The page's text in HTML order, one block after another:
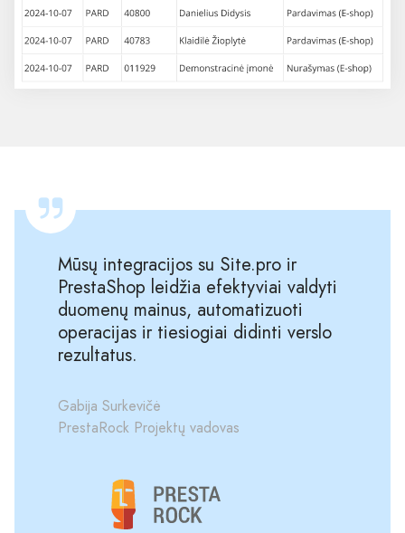
Mūsų integracijos su Site.pro ir
PrestaShop leidžia efektyviai valdyti
duomenų mainus, automatizuoti
operacijas ir tiesiogiai didinti verslo
rezultatus.
Gabija Surkevičė
PrestaRock Projektų vadovas